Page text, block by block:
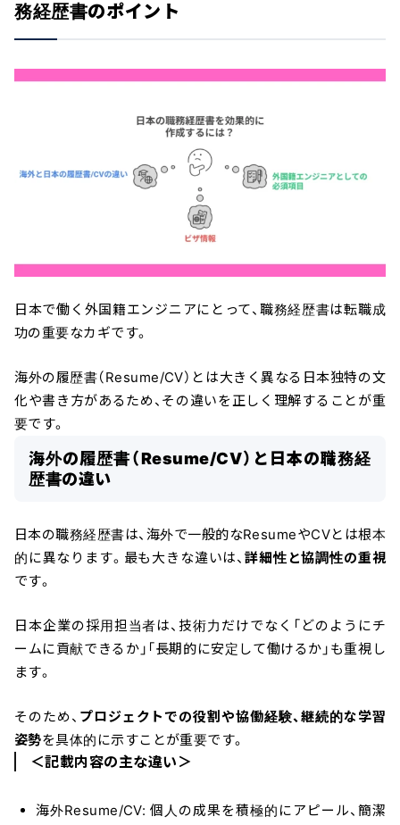
務経歴書のポイント
日本で働く外国籍エンジニアにとって、職務経歴書は転職成
功の重要なカギです。
海外の履歴書（Resume/CV）とは大きく異なる日本独特の文
化や書き方があるため、その違いを正しく理解することが重
要です。
海外の履歴書（Resume/CV）と日本の職務経
歴書の違い
日本の職務経歴書は、海外で一般的なResumeやCVとは根本
的に異なります。最も大きな違いは、詳細性と協調性の重視
です。
日本企業の採用担当者は、技術力だけでなく「どのようにチ
ームに貢献できるか」「長期的に安定して働けるか」も重視し
ます。
そのため、 プロジェクトでの役割や協働経験、継続的な学習
姿勢を具体的に示すことが重要です。
＜記載内容の主な違い＞
海外Resume/CV: 個人の成果を積極的にアピール、簡潔